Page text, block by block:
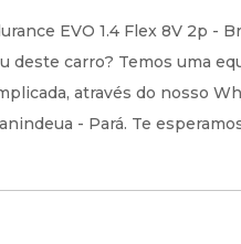
EVO 1.4 Flex 8V 2p -
deste carro? Temos uma
através do nosso
- Pará. Te